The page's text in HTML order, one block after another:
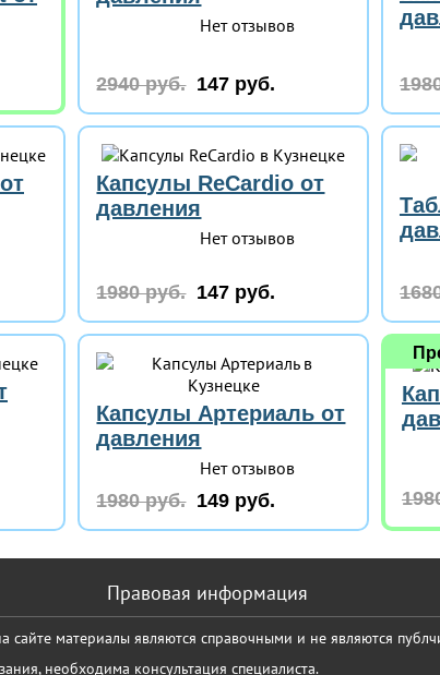
Нет отзывов
2940 руб. 147 руб.
Капсулы ReCardio от
давления
Нет отзывов
1980 руб. 147 руб.
Капсулы Артериаль от
давления
Нет отзывов
1980 руб. 149 руб.
Правовая информация
сайте материалы являются справочными и не являются
необходима консультация специалиста.